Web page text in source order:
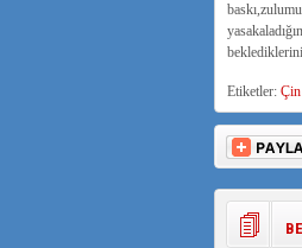
Etiketler: Çin